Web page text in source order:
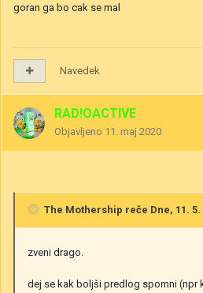
goran ga bo cak se mal
Navedek
RAD!OACTIVE
Objavljeno 11. maj 2020
The Mothership reče Dne, 11. 5.
zveni drago.
dej se kak boljši predlog spomni (npr